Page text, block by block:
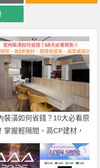
裝潢如何省錢？10大必看原
掌握輕隔間、高CP建材，
低成本、高質感設計！